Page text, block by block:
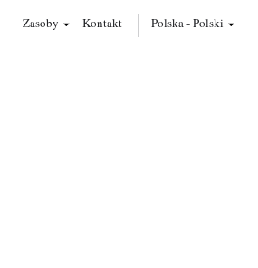
Zasoby Kontakt Polska-Polski